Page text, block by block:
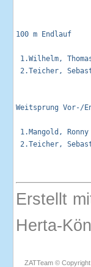
100 m
1.Wilhelm,
2.Teicher,
Weitsprung
1.Mangold,
2.Teicher,
Erstellt
Herta-
ZATTeam ©